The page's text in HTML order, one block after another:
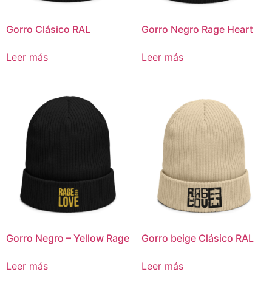
Gorro Clásico RAL
Leer más
Gorro Negro Rage Heart
Leer más
Gorro Negro – Yellow Rage
Leer más
Gorro beige Clásico RAL
Leer más